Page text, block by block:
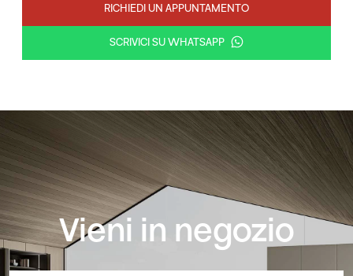
RICHIEDI UN APPUNTAMENTO
SCRIVICI SU WHATSAPP
Vieni in negozio